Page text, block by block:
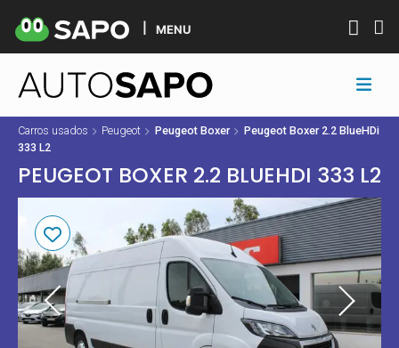
MENU
Carros usados Peugeot Peugeot Boxer
Peugeot Boxer 2.2 BlueHDi
333 L2
PEUGEOT BOXER 2.2 BLUEHDI 333 L2